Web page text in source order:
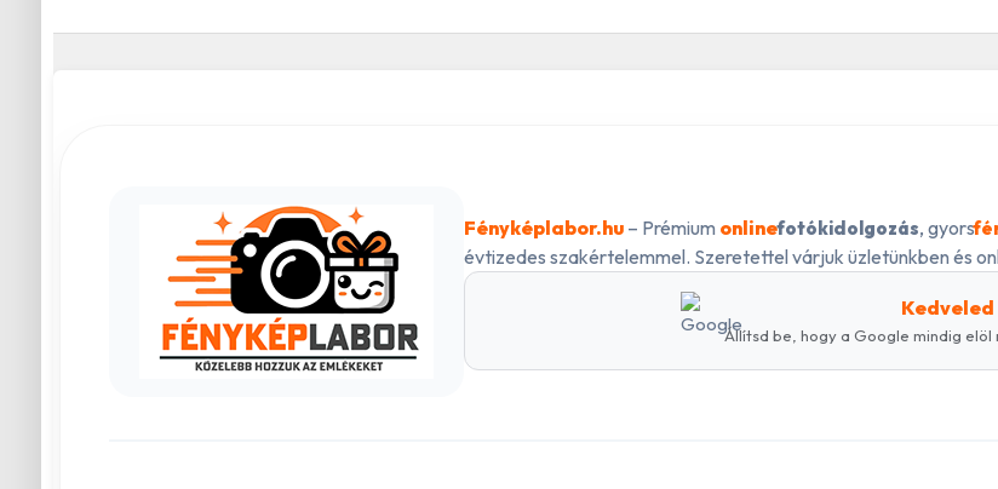
Fényképlabor.hu– Prémium onlinefotókidolgozás, gyors
évtizedes szakértelemmel. Szeretettel várjuk üzletünkben és
Állítsd be, hogy a Google mindig elöl